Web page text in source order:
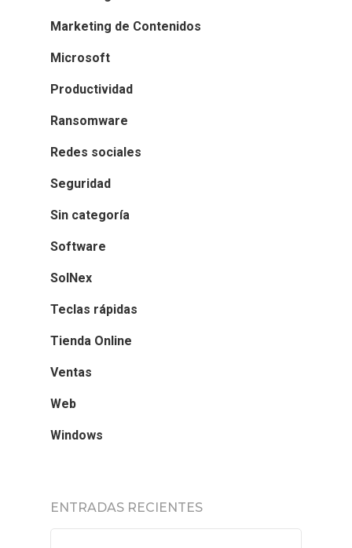
Marketing de Contenidos
Microsoft
Productividad
Ransomware
Redes sociales
Seguridad
Sin categoría
Software
SolNex
Teclas rápidas
Tienda Online
Ventas
Web
Windows
ENTRADAS RECIENTES